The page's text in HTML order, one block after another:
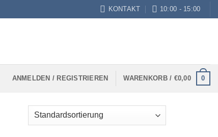
KONTAKT 10:00 - 15:00
ANMELDEN / REGISTRIEREN WARENKORB / €0,00 0